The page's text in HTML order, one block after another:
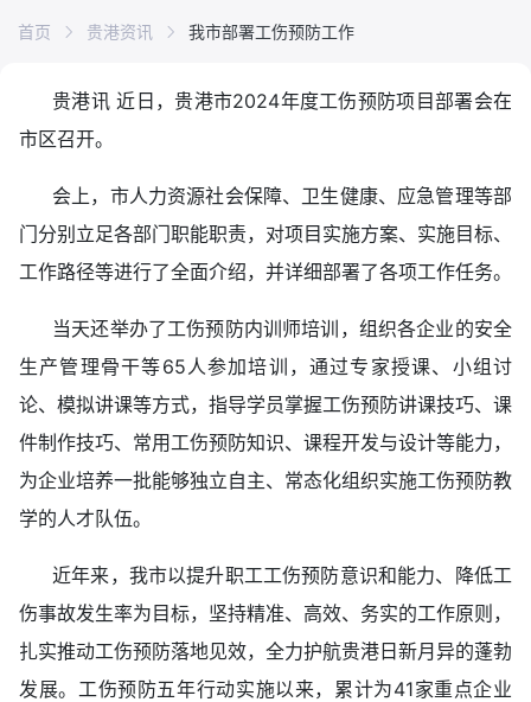
首页 贵港资讯 我市部署工伤预防工作
贵港讯 近日，贵港市2024年度工伤预防项目部署会在
市区召开。
会上，市人力资源社会保障、卫生健康、应急管理等部
门分别立足各部门职能职责，对项目实施方案、实施目标、
工作路径等进行了全面介绍，并详细部署了各项工作任务。
当天还举办了工伤预防内训师培训，组织各企业的安全
生产管理骨干等65人参加培训，通过专家授课、小组讨
论、模拟讲课等方式，指导学员掌握工伤预防讲课技巧、课
件制作技巧、常用工伤预防知识、课程开发与设计等能力，
为企业培养一批能够独立自主、常态化组织实施工伤预防教
学的人才队伍。
近年来，我市以提升职工工伤预防意识和能力、降低工
伤事故发生率为目标，坚持精准、高效、务实的工作原则，
扎实推动工伤预防落地见效，全力护航贵港日新月异的蓬勃
发展。工伤预防五年行动实施以来，累计为41家重点企业